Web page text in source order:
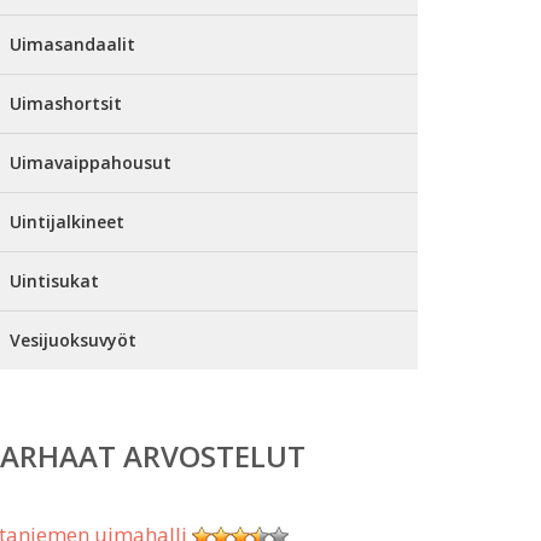
Uimasandaalit
Uimashortsit
Uimavaippahousut
Uintijalkineet
Uintisukat
Vesijuoksuvyöt
ARVOSTELUT
uimahalli